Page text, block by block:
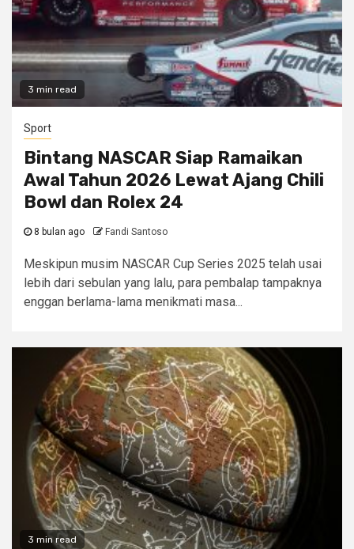
3 min read
Sport
Bintang NASCAR Siap Ramaikan
Awal Tahun 2026 Lewat Ajang Chili
Bowl dan Rolex 24
8 bulan ago Fandi Santoso
Meskipun musim NASCAR Cup Series 2025 telah usai
lebih dari sebulan yang lalu, para pembalap tampaknya
enggan berlama-lama menikmati masa...
3 min read